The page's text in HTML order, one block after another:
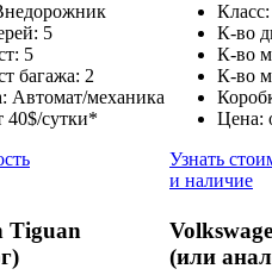
5
5
багажа: 2
Автомат/механика
40$/сутки*
К-во
К-во
К-во
Цена:
Узнать
и наличие
Tiguan
(или